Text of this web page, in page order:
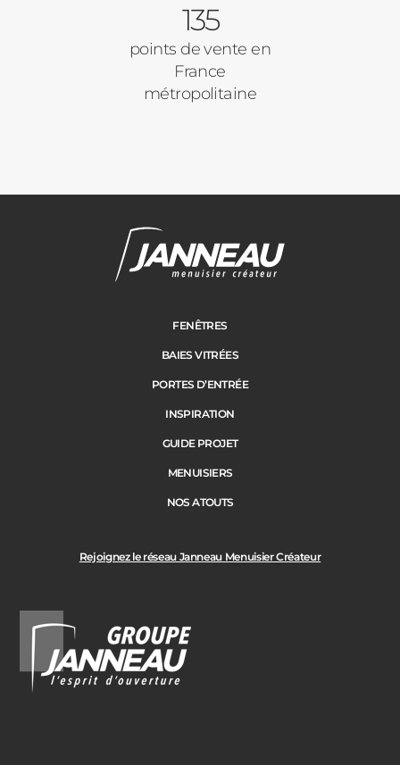
135
points de vente en
France
métropolitaine
Rejoignez le réseau Janneau Menuisier Créateur
FENÊTRES
BAIES VITRÉES
PORTES D’ENTRÉE
INSPIRATION
GUIDE PROJET
MENUISIERS
NOS ATOUTS